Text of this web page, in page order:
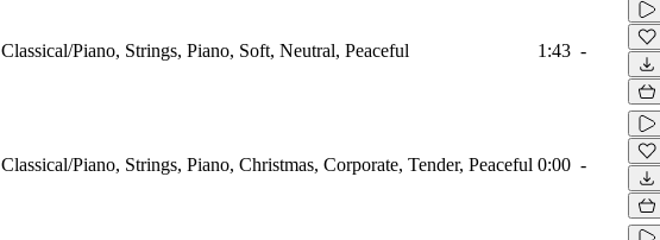
Classical/Piano, Strings, Piano, Soft, Neutral, Peaceful 1:43 -
Classical/Piano, Strings, Piano, Christmas, Corporate, Tender, Peaceful 0:00 -